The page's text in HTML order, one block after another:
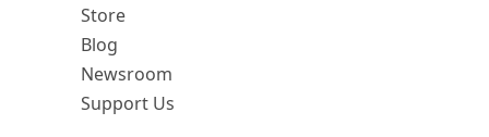
Store
Blog
Newsroom
Support Us